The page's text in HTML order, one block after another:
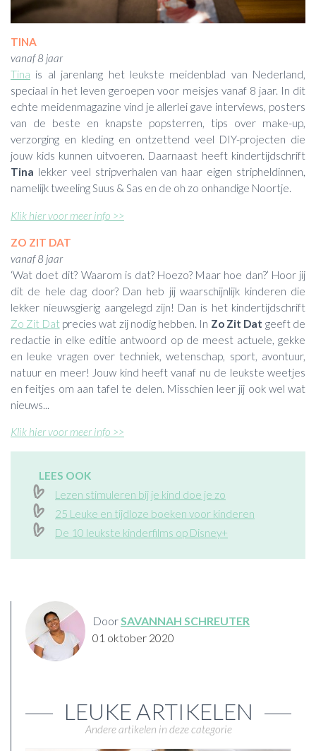
TINA
vanaf 8 jaar
Tina is al jarenlang het leukste meidenblad van Nederland,
speciaal in het leven geroepen voor meisjes vanaf 8 jaar. In dit
echte meidenmagazine vind je allerlei gave interviews, posters
van de beste en knapste popsterren, tips over make-up,
verzorging en kleding en ontzettend veel DIY-projecten die
jouw kids kunnen uitvoeren. Daarnaast heeft kindertijdschrift
Tina lekker veel stripverhalen van haar eigen stripheldinnen,
namelijk tweeling Suus & Sas en de oh zo onhandige Noortje.
Klik hier voor meer info >>
ZO ZIT DAT
vanaf 8 jaar
‘Wat doet dit? Waarom is dat? Hoezo? Maar hoe dan?’ Hoor jij
dit de hele dag door? Dan heb jij waarschijnlijk kinderen die
lekker nieuwsgierig aangelegd zijn! Dan is het kindertijdschrift
Zo Zit Dat precies wat zij nodig hebben. In Zo Zit Dat geeft de
redactie in elke editie antwoord op de meest actuele, gekke
en leuke vragen over techniek, wetenschap, sport, avontuur,
natuur en meer! Jouw kind heeft vanaf nu de leukste weetjes
en feitjes om aan tafel te delen. Misschien leer jij ook wel wat
nieuws...
Klik hier voor meer info >>
LEES OOK
Lezen stimuleren bij je kind doe je zo
25 Leuke en tijdloze boeken voor kinderen
De 10 leukste kinderfilms op Disney+
DoorSAVANNAH SCHREUTER
01 oktober 2020
LEUKE ARTIKELEN
Andere artikelen in deze categorie